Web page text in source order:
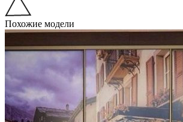
Похожие модели